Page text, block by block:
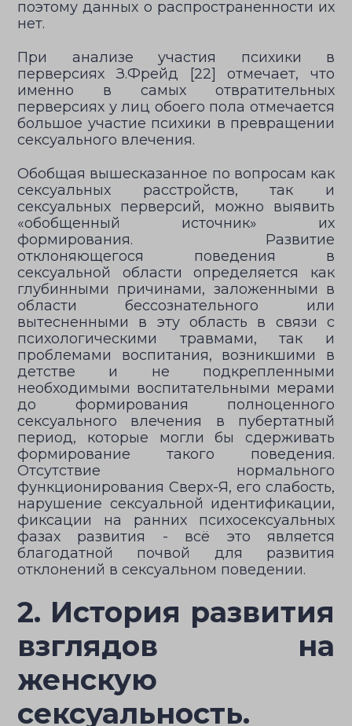
поэтому данных о распространенности их
нет.
При анализе участия психики в
перверсиях З.Фрейд [22] отмечает, что
именно в самых отвратительных
перверсиях у лиц обоего пола отмечается
большое участие психики в превращении
сексуального влечения.
Обобщая вышесказанное по вопросам как
сексуальных расстройств, так и
сексуальных перверсий, можно выявить
«обобщенный источник» их
формирования. Развитие
отклоняющегося поведения в
сексуальной области определяется как
глубинными причинами, заложенными в
области бессознательного или
вытесненными в эту область в связи с
психологическими травмами, так и
проблемами воспитания, возникшими в
детстве и не подкрепленными
необходимыми воспитательными мерами
до формирования полноценного
сексуального влечения в пубертатный
период, которые могли бы сдерживать
формирование такого поведения.
Отсутствие нормального
функционирования Сверх-Я, его слабость,
нарушение сексуальной идентификации,
фиксации на ранних психосексуальных
фазах развития - всё это является
благодатной почвой для развития
отклонений в сексуальном поведении.
2. История развития
взглядов на
женскую
сексуальность.